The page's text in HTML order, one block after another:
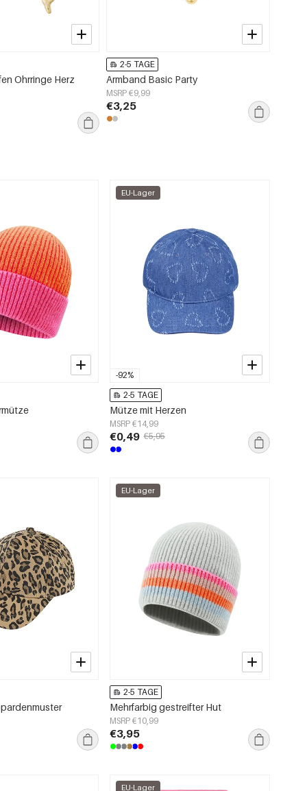
Ohrringe Herz
2-5 TAGE
Armband Basic Party
MSRP €9,99
€3,25
-92%
EU-Lager
2-5 TAGE
Mütze mit Herzen
MSRP €14,99
€0,49 €5,95
EU-Lager
2-5 TAGE
Mehrfarbig gestreifter Hut
MSRP €10,99
€3,95
EU-Lager